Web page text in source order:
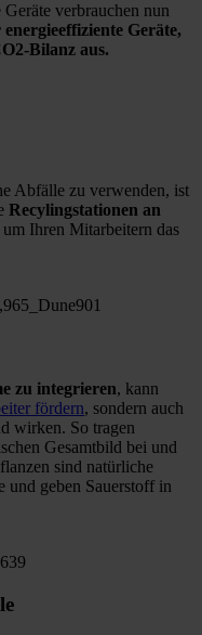
verbrauchen nun
Geräte,
Bilanz aus.
Abfälle zu verwenden, ist
Recylingstationen an
um Ihren Mitarbeitern das
zu integrieren, kann
fördern, sondern auch
wirken. So tragen
Gesamtbild bei und
sind natürliche
und geben Sauerstoff in